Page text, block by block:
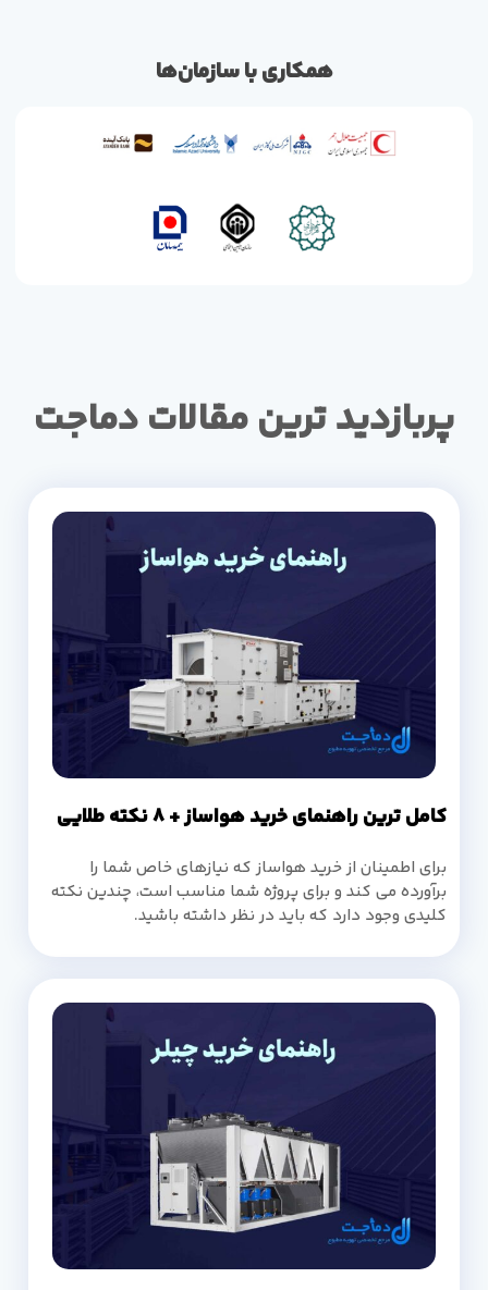
همکاری با سازمان‌ها
پربازدید ترین مقالات دماجت
کامل ترین راهنمای خرید هواساز + 8 نکته طلایی
برای اطمینان از خرید هواساز که نیازهای خاص شما را
برآورده می کند و برای پروژه شما مناسب است، چندین نکته
کلیدی وجود دارد که باید در نظر داشته باشید.